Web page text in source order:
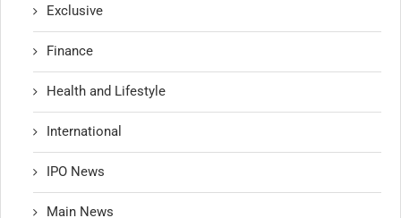
Exclusive
Finance
Health and Lifestyle
International
IPO News
Main News